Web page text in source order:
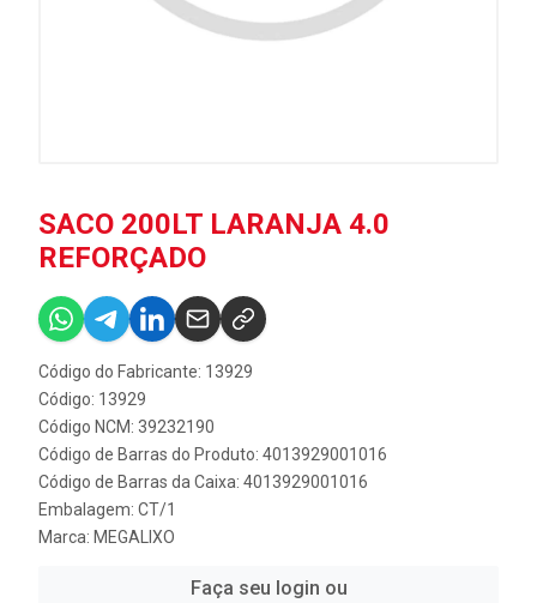
SACO 200LT LARANJA 4.0
REFORÇADO
Código do Fabricante: 13929
Código: 13929
Código NCM: 39232190
Código de Barras do Produto: 4013929001016
Código de Barras da Caixa: 4013929001016
Embalagem: CT/1
Marca: MEGALIXO
Faça seu login ou